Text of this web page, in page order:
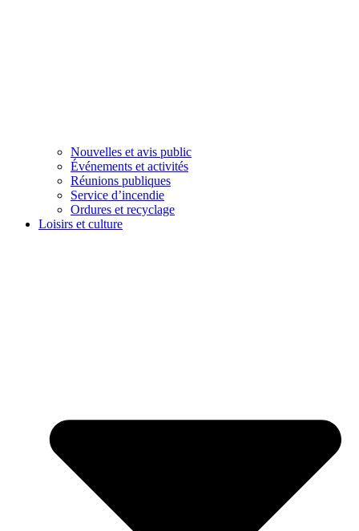
Nouvelles et avis public
Événements et activités
Réunions publiques
Service d’incendie
Ordures et recyclage
Loisirs et culture